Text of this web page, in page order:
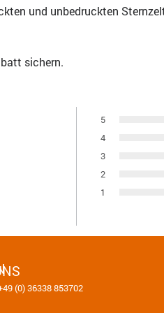
und unbedruckten
sichern.
5
4
3
2
1
(0) 36338 853702